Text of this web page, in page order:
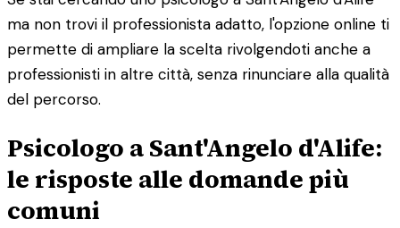
ma non trovi il professionista adatto, l'opzione online ti
permette di ampliare la scelta rivolgendoti anche a
professionisti in altre città, senza rinunciare alla qualità
del percorso.
Psicologo a Sant'Angelo d'Alife:
le risposte alle domande più
comuni